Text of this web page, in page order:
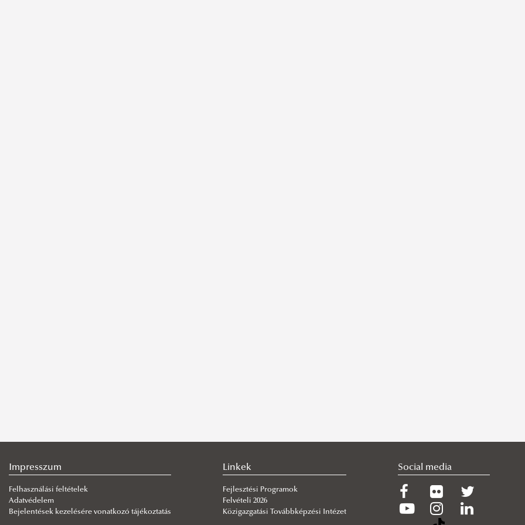
Impresszum
Felhasználási feltételek
Adatvédelem
Bejelentések kezelésére vonatkozó tájékoztatás
Linkek
Fejlesztési Programok
Felvételi 2026
Közigazgatási Továbbképzési Intézet
Social media